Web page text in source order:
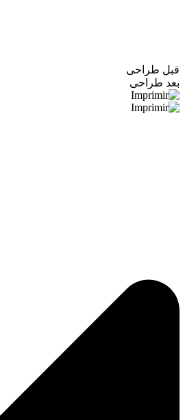
قبل طراحی
بعد طراحی